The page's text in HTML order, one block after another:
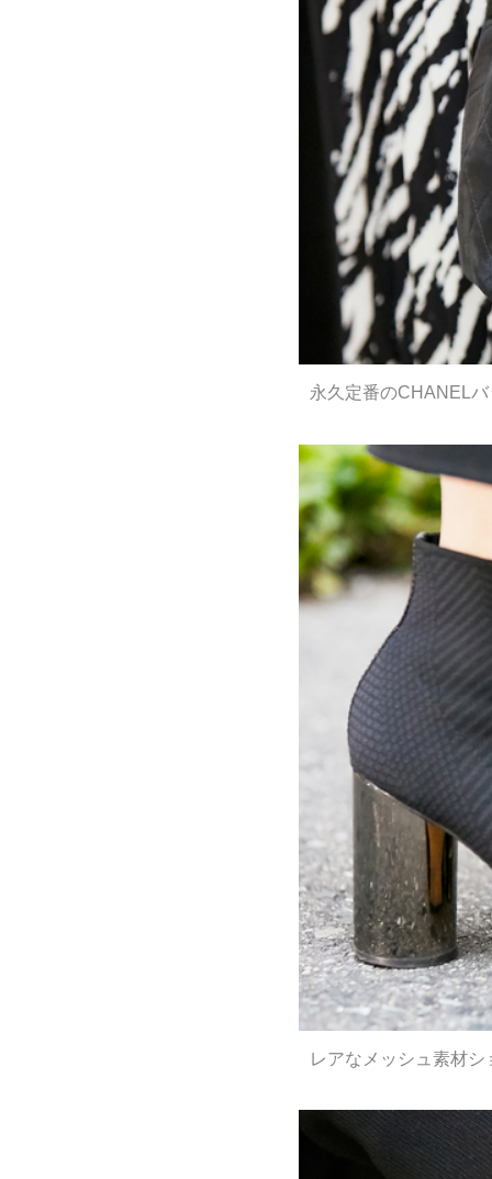
永久定番のCHANEL
レアなメッシュ素材